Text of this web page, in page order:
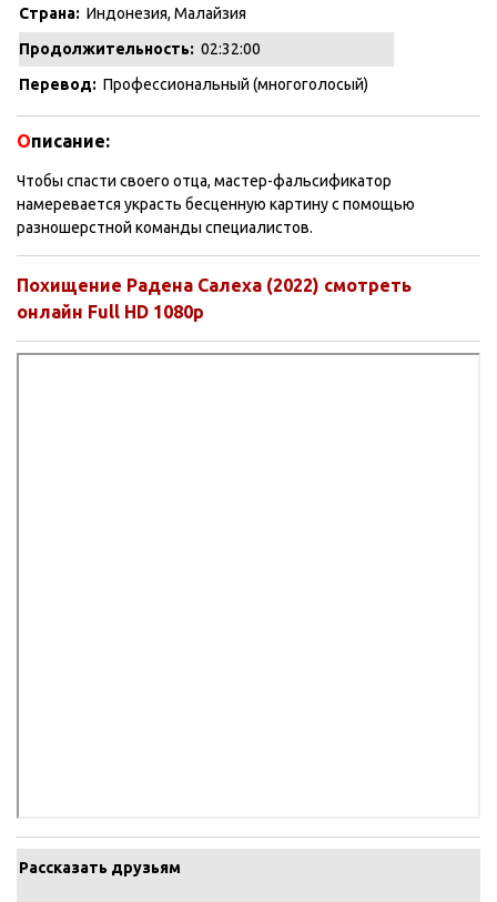
Страна: Индонезия, Малайзия
Продолжительность: 02:32:00
Перевод: Профессиональный (многоголосый)
Описание:
Чтобы спасти своего отца, мастер-фальсификатор
намеревается украсть бесценную картину с помощью
разношерстной команды специалистов.
Похищение Радена Салеха (2022) смотреть
онлайн Full HD 1080p
Рассказать друзьям